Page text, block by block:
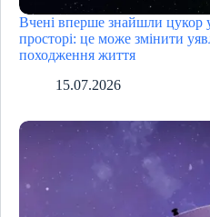
Вчені вперше знайшли цукор
просторі: це може змінити
походження життя
15.07.2026